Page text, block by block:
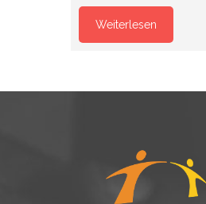
Weiterlesen